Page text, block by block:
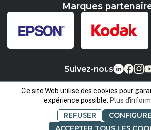
Marques
Suivez-nous
Ce site Web utilise des cookies pour
expérience possible. Plus
REFUSER
ACCEPTER TOUS LES